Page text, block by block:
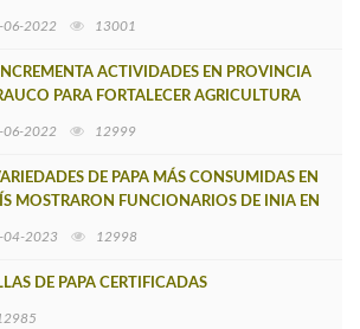
06-2022 13001
ACTIVIDADES EN PROVINCIA
PARA FORTALECER AGRICULTURA
06-2022 12999
DE PAPA MÁS CONSUMIDAS EN
MOSTRARON FUNCIONARIOS DE INIA EN
04-2023 12998
DE PAPA CERTIFICADAS